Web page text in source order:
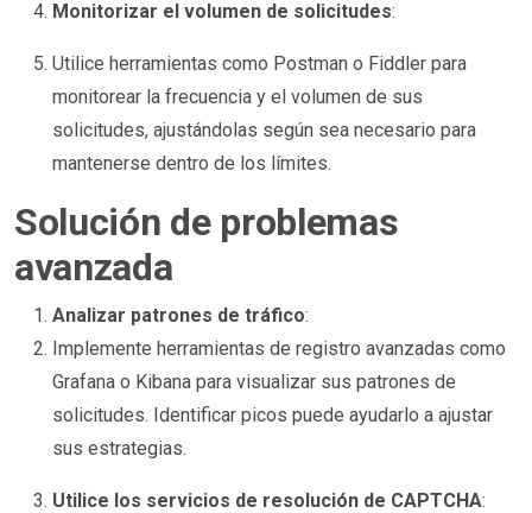
Monitorizar el volumen de solicitudes:
Utilice herramientas como Postman o Fiddler para
monitorear la frecuencia y el volumen de sus
solicitudes, ajustándolas según sea necesario para
mantenerse dentro de los límites.
Solución de problemas
avanzada
Analizar patrones de tráfico:
Implemente herramientas de registro avanzadas como
Grafana o Kibana para visualizar sus patrones de
solicitudes. Identificar picos puede ayudarlo a ajustar
sus estrategias.
Utilice los servicios de resolución de CAPTCHA: